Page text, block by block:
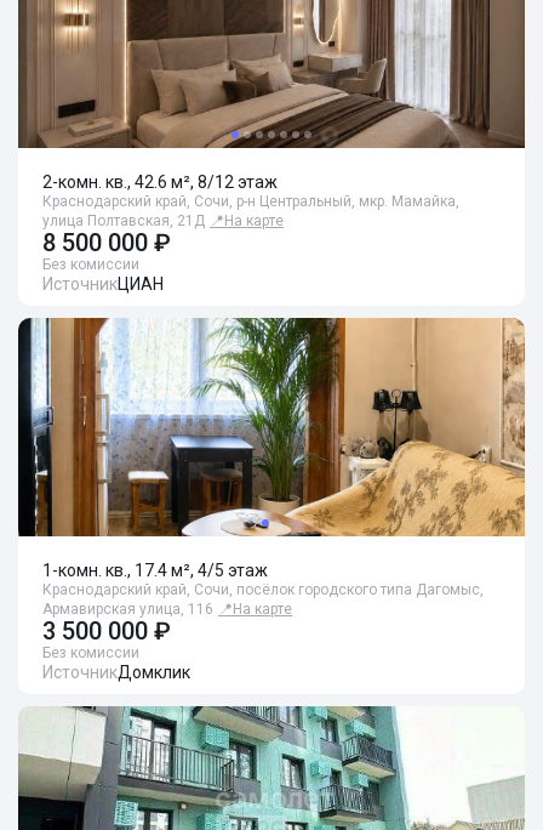
2-комн. кв., 42.6 м², 8/12 этаж
Краснодарский край, Сочи, р-н Центральный, мкр. Мамайка,
улица Полтавская, 21Д 📍 На карте
8 500 000 ₽
Без комиссии
ИсточникЦИАН
1-комн. кв., 17.4 м², 4/5 этаж
Краснодарский край, Сочи, посёлок городского типа Дагомыс,
Армавирская улица, 116 📍 На карте
3 500 000 ₽
Без комиссии
ИсточникДомклик